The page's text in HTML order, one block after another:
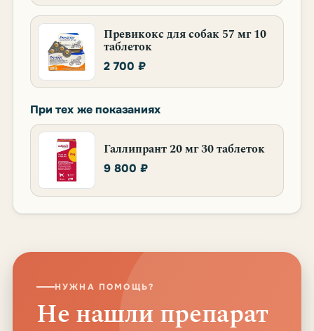
Превикокс для собак 57 мг 10
таблеток
2 700 ₽
При тех же показаниях
Галлипрант 20 мг 30 таблеток
9 800 ₽
НУЖНА ПОМОЩЬ?
Не нашли препарат